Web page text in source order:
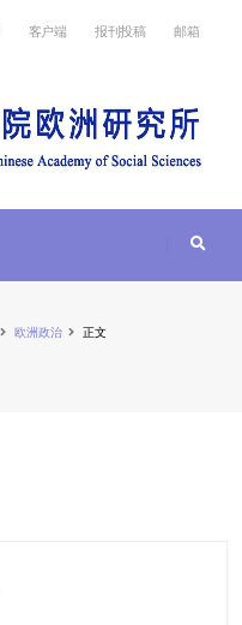
客户端 报刊投稿 邮箱
欧洲政治 正文